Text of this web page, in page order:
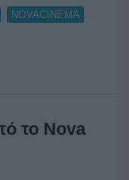
NOVACINEMA
το Nova